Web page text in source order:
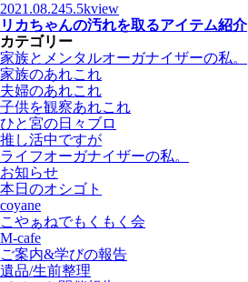
2021.08.245.5kview
リカちゃんの汚れを取るアイテム紹介
カテゴリー
家族とメンタルオーガナイザーの私。
家族のあれこれ
夫婦のあれこれ
子供を観察あれこれ
ひと宮の日々ブロ
推し活中ですが
ライフオーガナイザーの私。
お知らせ
本日のオシゴト
coyane
こやぁねでもくもく会
M-cafe
ご案内&学びの報告
遺品/生前整理